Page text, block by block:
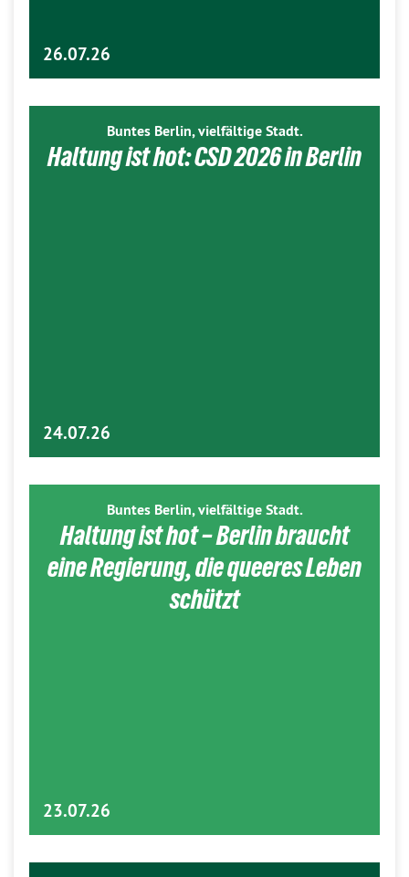
26.07.26
Buntes Berlin, vielfältige Stadt.
Haltung ist hot: CSD 2026 in Berlin
24.07.26
Buntes Berlin, vielfältige Stadt.
Haltung ist hot – Berlin braucht
eine Regierung, die queeres Leben
schützt
23.07.26